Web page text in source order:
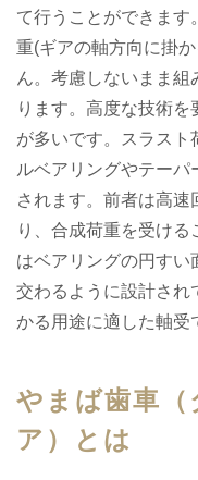
て行うことができま
重(ギアの軸方向に掛
ん。考慮しないまま
ります。高度な技術
が多いです。スラスト
ルベアリングやテー
されます。前者は高
り、合成荷重を受け
はベアリングの円す
交わるように設計され
かる用途に適した軸受
やまば歯車
ア）とは